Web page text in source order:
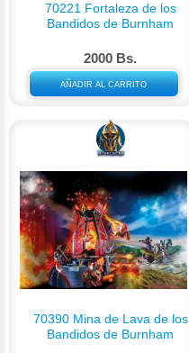
70221 Fortaleza de los
Bandidos de Burnham
2000 Bs.
AÑADIR AL CARRITO
70390 Mina de Lava de los
Bandidos de Burnham